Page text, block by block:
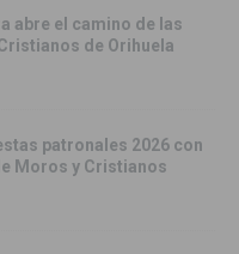
abre el camino de las
de Orihuela
patronales 2026 con
Moros y Cristianos